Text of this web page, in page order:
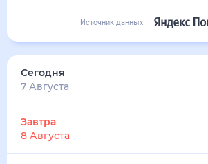
Источник данных
Сегодня
7 Августа
Завтра
8 Августа